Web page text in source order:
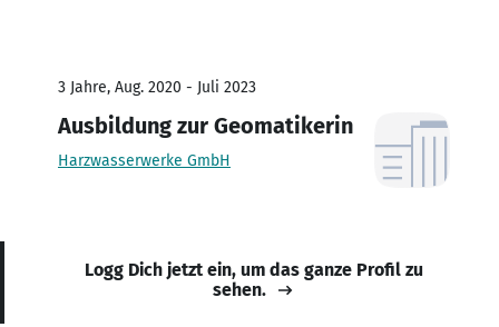
3 Jahre, Aug. 2020 - Juli 2023
Ausbildung zur Geomatikerin
Harzwasserwerke GmbH
Logg Dich jetzt ein, um das ganze Profil zu
sehen.